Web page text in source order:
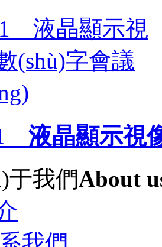
液晶顯示視
于我們About